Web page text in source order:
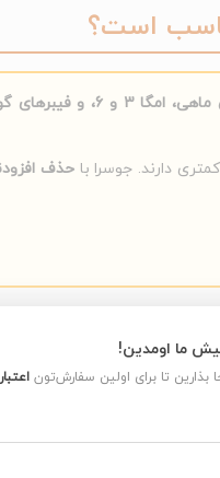
است؟
3 و 6، و فیبرهای گوارشی
دارند. جوسرا باحذف
ما اومدین!
بذارین تا برای اولین سفارش‌تون